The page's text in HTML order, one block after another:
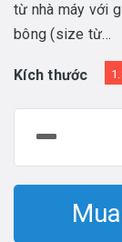
từ nhà máy với
bông (size từ...
Kích thước